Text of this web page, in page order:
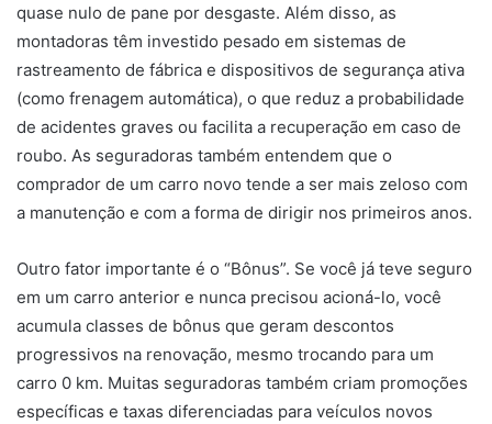
quase nulo de pane por desgaste. Além disso, as
montadoras têm investido pesado em sistemas de
rastreamento de fábrica e dispositivos de segurança ativa
(como frenagem automática), o que reduz a probabilidade
de acidentes graves ou facilita a recuperação em caso de
roubo. As seguradoras também entendem que o
comprador de um carro novo tende a ser mais zeloso com
a manutenção e com a forma de dirigir nos primeiros anos.
Outro fator importante é o “Bônus”. Se você já teve seguro
em um carro anterior e nunca precisou acioná-lo, você
acumula classes de bônus que geram descontos
progressivos na renovação, mesmo trocando para um
carro 0 km. Muitas seguradoras também criam promoções
específicas e taxas diferenciadas para veículos novos